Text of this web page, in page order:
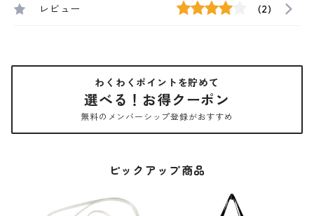
レビュー (2)
わくわくポイントを貯めて
選べる！お得クーポン
無料のメンバーシップ登録がおすすめ
ピックアップ商品